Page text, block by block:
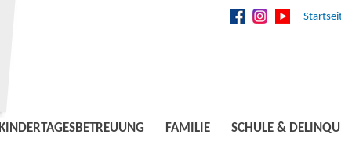
KINDERTAGESBETREUUNG FAMILIE SCHULE &